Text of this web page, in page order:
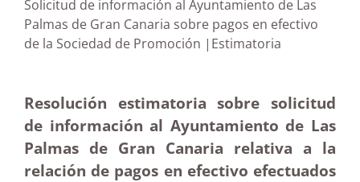
Solicitud de información al Ayuntamiento de Las
Palmas de Gran Canaria sobre pagos en efectivo
de la Sociedad de Promoción |Estimatoria
Resolución estimatoria sobre solicitud
de información al Ayuntamiento de Las
Palmas de Gran Canaria relativa a la
relación de pagos en efectivo efectuados